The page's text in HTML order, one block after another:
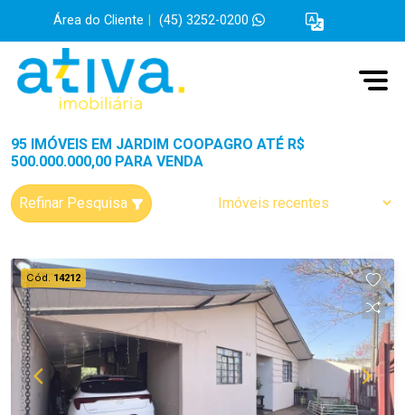
Área do Cliente (45) 3252-0200
95 IMÓVEIS EM JARDIM COOPAGRO ATÉ R$
500.000.000,00 PARA VENDA
Refinar Pesquisa
Cód. 14212